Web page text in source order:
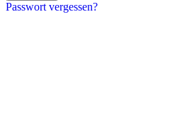
Passwort vergessen?